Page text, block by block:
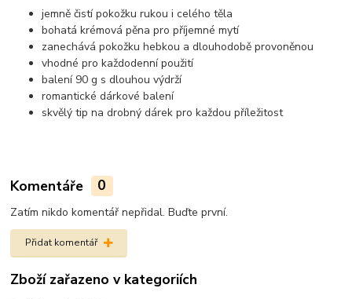
jemně čistí pokožku rukou i celého těla
bohatá krémová pěna pro příjemné mytí
zanechává pokožku hebkou a dlouhodobě provoněnou
vhodné pro každodenní použití
balení 90 g s dlouhou výdrží
romantické dárkové balení
skvělý tip na drobný dárek pro každou příležitost
Komentáře 0
Zatím nikdo komentář nepřidal. Buďte první.
Přidat komentář
Zboží zařazeno v kategoriích